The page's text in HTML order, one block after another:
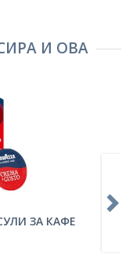
И ОВА
ЗА КАФЕ